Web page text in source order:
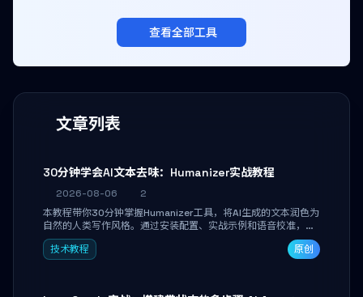
文章列表
30分钟学会AI文本去味：Humanizer实战教程
2026-08-06
2
本教程带你30分钟掌握Humanizer工具，将AI生成的文本润色为
自然的人类写作风格。通过安装配置、实战示例和语音校准，让
你的内容告别AI痕迹，匹配个人写作习惯，适合内容创作者和技
术博主。
技术教程 原创
查看全部工具